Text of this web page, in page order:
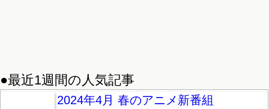
●最近1週間の人気記事
2024年4月 春のアニメ新番組